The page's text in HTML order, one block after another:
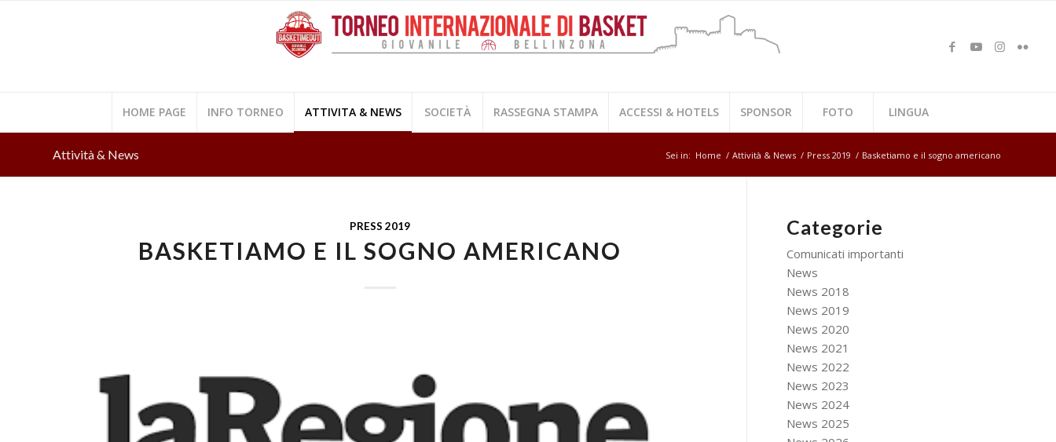
HOME PAGE INFO TORNEO ATTIVITA & NEWS SOCIETÀ RASSEGNA STAMPA ACCESSI & HOTELS SPONSOR FOTO LINGUA
Attività & News Sei in: Home / Attività & News / Press 2019 / Basketiamo e il sogno americano
PRESS 2019
BASKETIAMO E IL SOGNO AMERICANO
Categorie
Comunicati importanti
News
News 2018
News 2019
News 2020
News 2021
News 2022
News 2023
News 2024
News 2025